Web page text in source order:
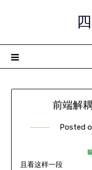
前端解
Posted
且看这样一段